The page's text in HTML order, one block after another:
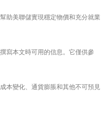
助美聯儲實現穩定物價和充分就業
寫本文時可用的信息。它僅供參
本變化、通貨膨脹和其他不可預見